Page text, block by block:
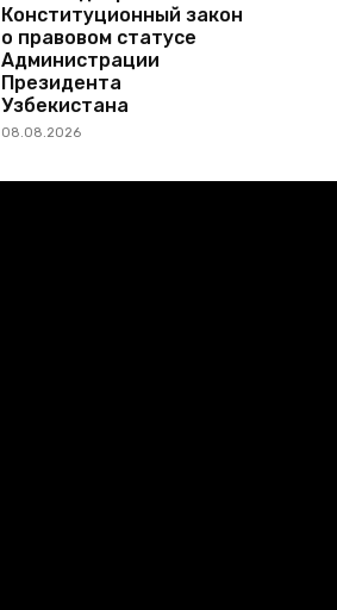
Конституционный закон
о правовом статусе
Администрации
Президента
Узбекистана
08.08.2026